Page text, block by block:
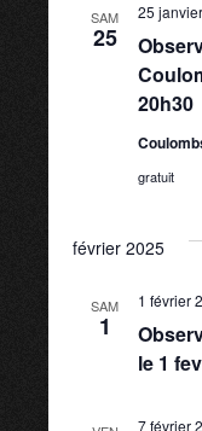
SAM
25
20h30
25
gratuit
février 2025
SAM
1
le 1
1 février
7 février